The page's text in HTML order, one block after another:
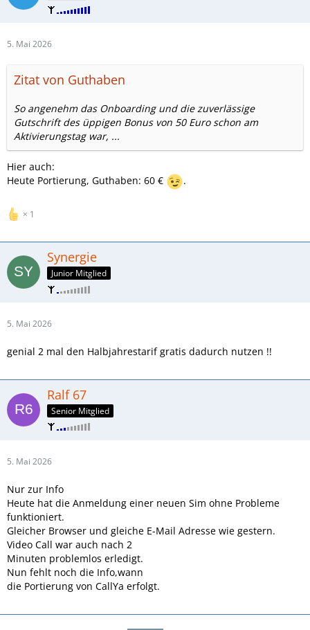
5. Mai 2026
Zitat von Guthaben
So angenehm das Onboarding und die zuverlässige
Gutschrift des üppigen Bonus von 50 Euro schon am
Aktivierungstag war, ...
Hier auch:
Heute Portierung, Guthaben: 60 €
.
1
Synergie
Junior Mitglied
5. Mai 2026
genial 2 mal den Halbjahrestarif gratis dadurch nutzen !!
Ralf 67
Senior Mitglied
5. Mai 2026
Nur zur Info
Heute hat die Anmeldung einer neuen Sim ohne Probleme
funktioniert.
Gleicher Browser und gleiche E-Mail Adresse wie gestern.
Video Call war auch nach 2
Minuten problemlos erledigt.
Nun fehlt noch die Info,wann
die Portierung von CallYa erfolgt.